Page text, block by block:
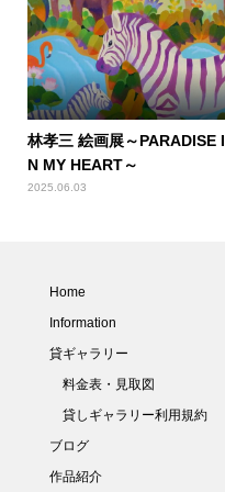
林孝三 絵画展～PARADISE I
N MY HEART～
2025.06.03
Home
Information
貸ギャラリー
料金表・見取図
貸しギャラリー利用規約
ブログ
作品紹介